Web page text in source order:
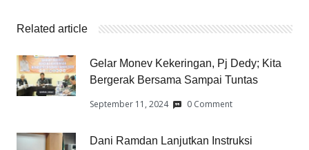
Related article
Gelar Monev Kekeringan, Pj Dedy; Kita
Bergerak Bersama Sampai Tuntas
September 11, 2024 0 Comment
Dani Ramdan Lanjutkan Instruksi